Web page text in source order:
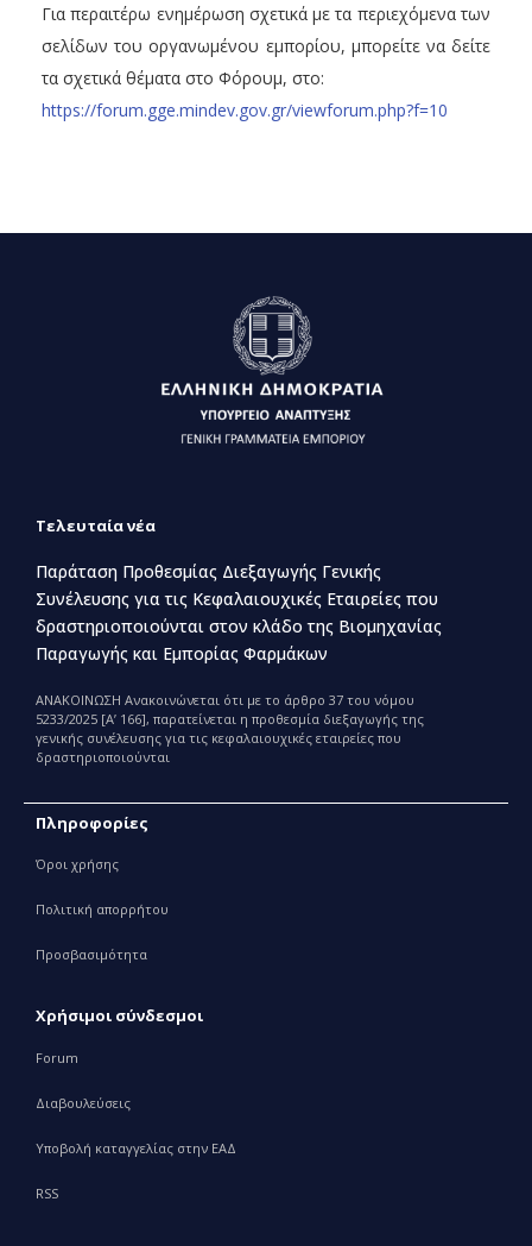
Για περαιτέρω ενημέρωση σχετικά με τα περιεχόμενα των
σελίδων του οργανωμένου εμπορίου, μπορείτε να δείτε
τα σχετικά θέματα στο Φόρουμ, στο:
https://forum.gge.mindev.gov.gr/viewforum.php?f=10
Τελευταία νέα
Παράταση Προθεσμίας Διεξαγωγής Γενικής
Συνέλευσης για τις Κεφαλαιουχικές Εταιρείες που
δραστηριοποιούνται στον κλάδο της Βιομηχανίας
Παραγωγής και Εμπορίας Φαρμάκων
ΑΝΑΚΟΙΝΩΣΗ Ανακοινώνεται ότι με το άρθρο 37 του νόμου
5233/2025 [Α’ 166], παρατείνεται η προθεσμία διεξαγωγής της
γενικής συνέλευσης για τις κεφαλαιουχικές εταιρείες που
δραστηριοποιούνται
Πληροφορίες
Όροι χρήσης
Πολιτική απορρήτου
Προσβασιμότητα
Χρήσιμοι σύνδεσμοι
Forum
Διαβουλεύσεις
Υποβολή καταγγελίας στην ΕΑΔ
RSS